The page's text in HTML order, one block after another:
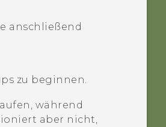
anschließend
zu beginnen.
während
aber nicht,